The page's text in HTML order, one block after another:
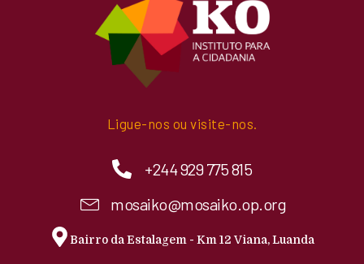
Ligue-nos ou visite-nos.
+244 929 775 815
mosaiko@mosaiko.op.org
Bairro da Estalagem - Km 12 Viana, Luanda